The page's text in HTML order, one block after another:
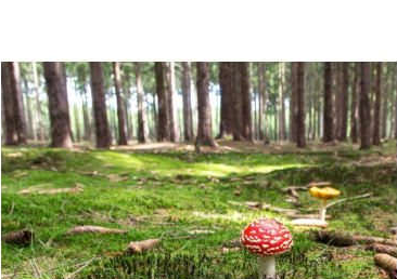
READ MORE